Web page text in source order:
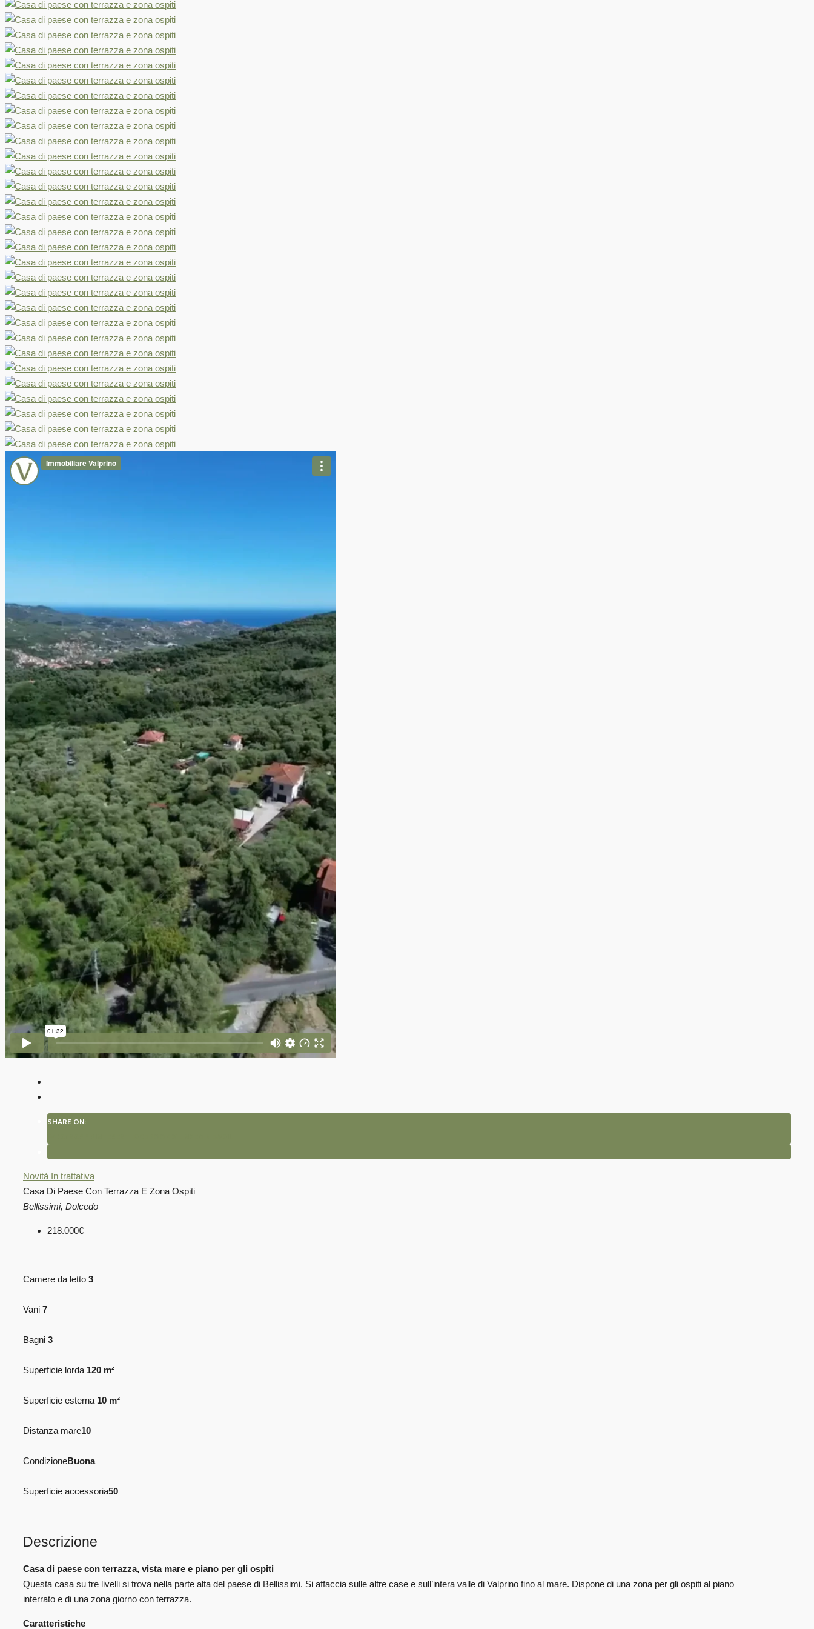
SHARE ON:
Novità In trattativa
Casa Di Paese Con Terrazza E Zona Ospiti
Bellissimi, Dolcedo
218.000€
Camere da letto 3
Vani 7
Bagni 3
Superficie lorda 120 m²
Superficie esterna 10 m²
Distanza mare10
CondizioneBuona
Superficie accessoria50
Descrizione
Casa di paese con terrazza, vista mare e piano per gli ospiti
Questa casa su tre livelli si trova nella parte alta del paese di Bellissimi. Si affaccia sulle altre case e sull’intera valle di Valprino fino al mare. Dispone di una zona per gli ospiti al piano
interrato e di una zona giorno con terrazza.
Caratteristiche